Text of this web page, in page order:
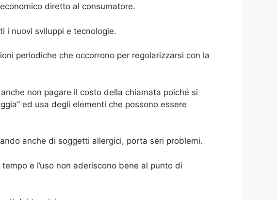
diretto al consumatore.
i nuovi sviluppi e tecnologie.
periodiche che occorrono per regolarizzarsi con la
non pagare il costo della chiamata poiché si
ed usa degli elementi che possono essere
anche di soggetti allergici, porta seri problemi.
e l’uso non aderiscono bene al punto di